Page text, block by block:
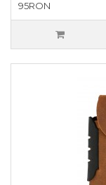
95RON